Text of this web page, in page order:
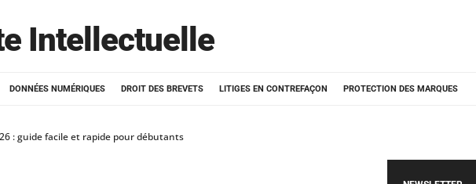
Intellectuelle
DONNÉES NUMÉRIQUES DROIT DES BREVETS LITIGES EN CONTREFAÇON PROTECTION DES MARQUES
: guide facile et rapide pour débutants